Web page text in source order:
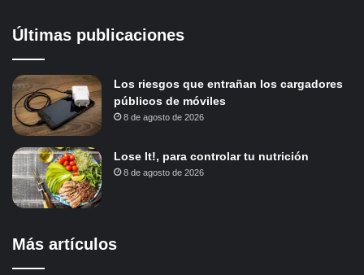
Últimas publicaciones
Los riesgos que entrañan los cargadores
públicos de móviles
8 de agosto de 2026
Lose It!, para controlar tu nutrición
8 de agosto de 2026
Más artículos